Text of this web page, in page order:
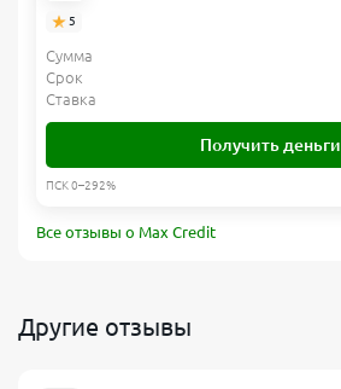
5
Сумма
Срок
Ставка
Получить деньги
ПСК 0–292%
Все отзывы о Max Credit
Другие отзывы